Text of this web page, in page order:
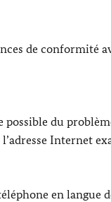
de conformité
du
Internet
en langue